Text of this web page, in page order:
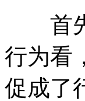
首先
行为看
促成了